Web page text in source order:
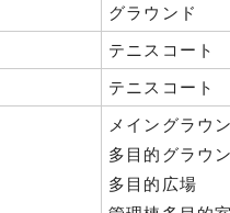
グラウンド
テニスコート
テニスコート
メイングラウ
多目的グラウ
多目的広場